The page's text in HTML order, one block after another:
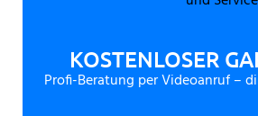
KOSTENLOSER
Profi-Beratung per Videoanruf –